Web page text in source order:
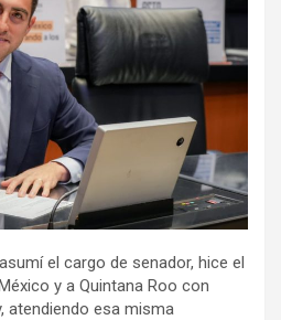
el cargo de senador, hice el
y a Quintana Roo con
atendiendo esa misma